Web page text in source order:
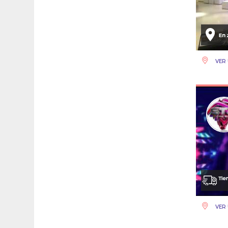
VER
VER